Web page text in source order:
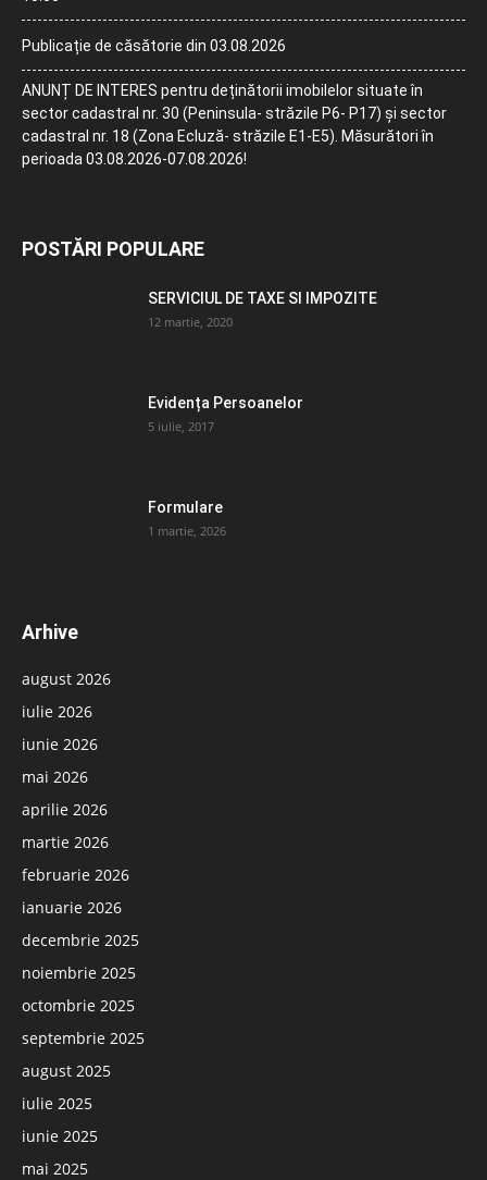
Publicație de căsătorie din 03.08.2026
ANUNȚ DE INTERES pentru deținătorii imobilelor situate în
sector cadastral nr. 30 (Peninsula- străzile P6- P17) și sector
cadastral nr. 18 (Zona Ecluză- străzile E1-E5). Măsurători în
perioada 03.08.2026-07.08.2026!
POSTĂRI POPULARE
SERVICIUL DE TAXE SI IMPOZITE
12 martie, 2020
Evidența Persoanelor
5 iulie, 2017
Formulare
1 martie, 2026
Arhive
august 2026
iulie 2026
iunie 2026
mai 2026
aprilie 2026
martie 2026
februarie 2026
ianuarie 2026
decembrie 2025
noiembrie 2025
octombrie 2025
septembrie 2025
august 2025
iulie 2025
iunie 2025
mai 2025